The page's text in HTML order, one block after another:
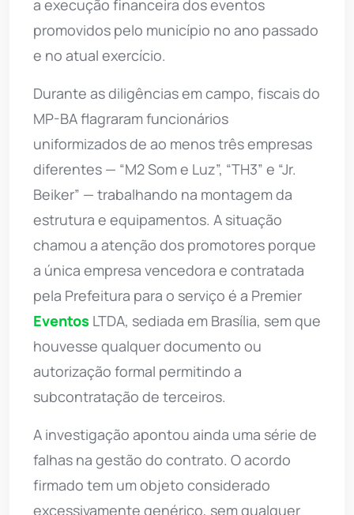
a execução financeira dos eventos
promovidos pelo município no ano passado
e no atual exercício.
Durante as diligências em campo, fiscais do
MP-BA flagraram funcionários
uniformizados de ao menos três empresas
diferentes — “M2 Som e Luz”, “TH3” e “Jr.
Beiker” — trabalhando na montagem da
estrutura e equipamentos. A situação
chamou a atenção dos promotores porque
a única empresa vencedora e contratada
pela Prefeitura para o serviço é a Premier
Eventos LTDA, sediada em Brasília, sem que
houvesse qualquer documento ou
autorização formal permitindo a
subcontratação de terceiros.
A investigação apontou ainda uma série de
falhas na gestão do contrato. O acordo
firmado tem um objeto considerado
excessivamente genérico, sem qualquer